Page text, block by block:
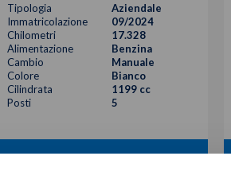
Tipologia
Aziendale
Immatricolazione
09/2024
Chilometri
17.328
Alimentazione
Benzina
Cambio
Manuale
Colore
Bianco
Cilindrata
1199 cc
Posti
5